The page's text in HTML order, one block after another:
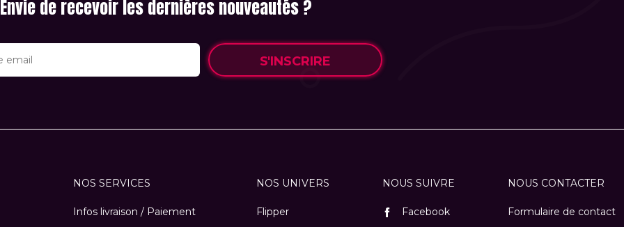
Envie de recevoir les dernières nouveautés ?
S'INSCRIRE
NOS SERVICES
Infos livraison / Paiement
NOS UNIVERS
Flipper
NOUS SUIVRE
Facebook
NOUS CONTACTER
Formulaire de contact